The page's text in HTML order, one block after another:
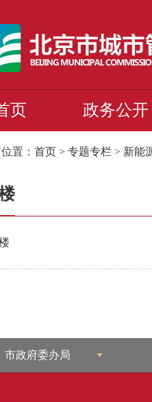
页 政务公开
置： 首页 > 专题专栏 > 新能
市政府委办局